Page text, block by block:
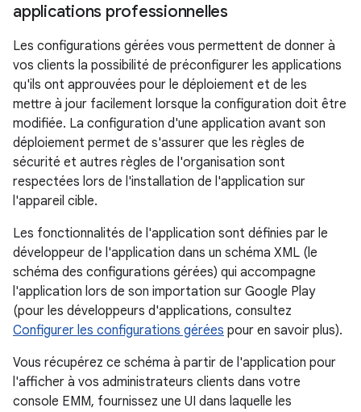
applications professionnelles
Les configurations gérées vous permettent de donner à
vos clients la possibilité de préconfigurer les applications
qu'ils ont approuvées pour le déploiement et de les
mettre à jour facilement lorsque la configuration doit être
modifiée. La configuration d'une application avant son
déploiement permet de s'assurer que les règles de
sécurité et autres règles de l'organisation sont
respectées lors de l'installation de l'application sur
l'appareil cible.
Les fonctionnalités de l'application sont définies par le
développeur de l'application dans un schéma XML (le
schéma des configurations gérées) qui accompagne
l'application lors de son importation sur Google Play
(pour les développeurs d'applications, consultez
Configurer les configurations gérées pour en savoir plus).
Vous récupérez ce schéma à partir de l'application pour
l'afficher à vos administrateurs clients dans votre
console EMM, fournissez une UI dans laquelle les